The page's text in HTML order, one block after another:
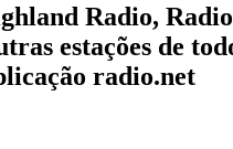
Radio,
estações de
radio.net